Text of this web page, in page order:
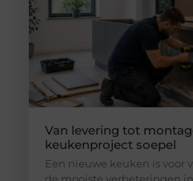
Van levering tot
keukenproject soepel
Een nieuwe keuken is voor